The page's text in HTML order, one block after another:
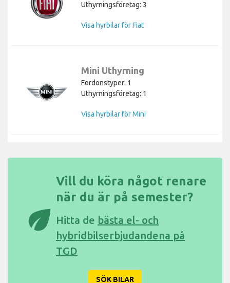
Uthyrningsföretag: 3
Visa hyrbilar för Fiat
Mini Uthyrning
Fordonstyper: 1
Uthyrningsföretag: 1
Visa hyrbilar för Mini
eco
Vill du köra något renare
när du är på semester?
Hitta de bästa el- och
hybridbilserbjudandena på
TGD
SÖK BILAR